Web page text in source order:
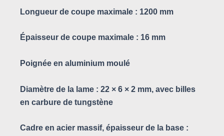
Longueur de coupe maximale : 1200 mm
Épaisseur de coupe maximale : 16 mm
Poignée en aluminium moulé
Diamètre de la lame : 22 × 6 × 2 mm, avec billes
en carbure de tungstène
Cadre en acier massif, épaisseur de la base :